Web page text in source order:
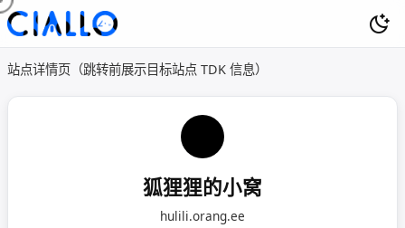
站点详情页（跳转前展示目标站点 TDK 信息）
狐狸狸的小窝
hulili.orang.ee